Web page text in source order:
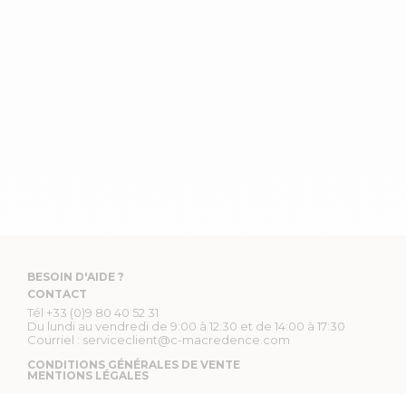
BESOIN D'AIDE ?
CONTACT
Tél +33 (0)9 80 40 52 31
Du lundi au vendredi de 9:00 à 12:30 et de 14:00 à 17:30
Courriel : serviceclient@c-macredence.com
CONDITIONS GÉNÉRALES DE VENTE
MENTIONS LÉGALES